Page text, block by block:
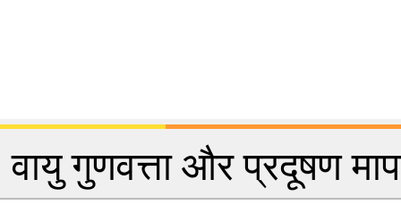
वायु गुणवत्ता और प्रदूषण